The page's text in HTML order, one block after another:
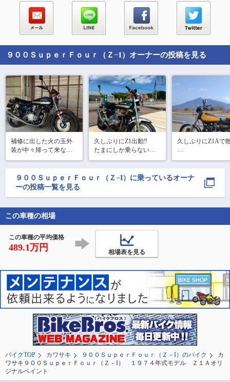
９００ＳｕｐｅｒＦｏｕｒ（Ｚ−I） オーナーの投稿を見る
補修に出した火の玉外
装が中々帰って来ない
ので前回の2Fタイガー
カラーに続いて、次は
2S玉虫カラーに載せ替
えてます😘
久しぶりにZ1出動‼︎
たまにしか乗らないの
に調子がイイ👍
久しぶりにZ1Aで
で。
ろ修理して大変で
９００ＳｕｐｅｒＦｏｕｒ（Ｚ−I） に乗っているオーナ
ーの投稿一覧を見る
この車種の相場
この車種の平均価格
489.1万円 相場表を見る
バイクTOP カワサキ ９００ＳｕｐｅｒＦｏｕｒ（Ｚ－I）のバイク
カ
ワサキ９００ＳｕｐｅｒＦｏｕｒ（Ｚ－I） １９７４年式モデル Ｚ１Ａオリ
ジナルペイント